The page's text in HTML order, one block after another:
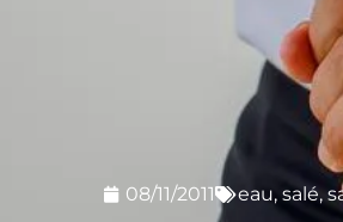
08/11/2011 eau, salé,